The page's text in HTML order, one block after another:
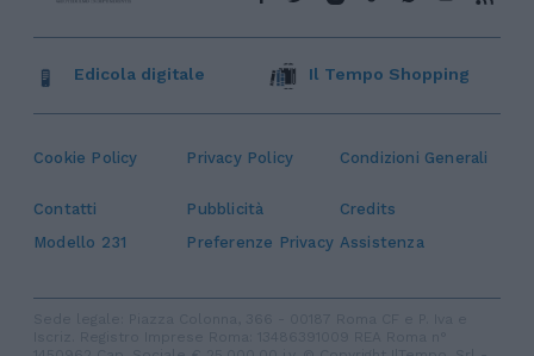
Cookie Policy Privacy Policy Condizioni Generali
Contatti Pubblicità
Credits
Modello 231
Preferenze Privacy Assistenza
Edicola digitale Il Tempo Shopping